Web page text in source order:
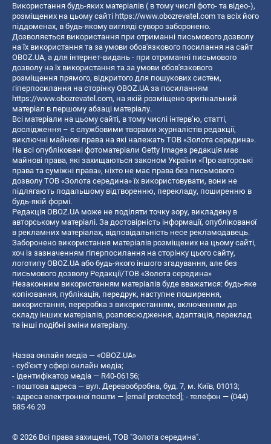
Використання будь-яких матеріалів ( в тому числі фото- та відео-),
розміщених на цьому сайті https://www.obozrevatel.com та всіх його
піддоменах, в будь-якому вигляді суворо заборонено.
Дозволяється використання при отриманні письмового дозволу
на їх використання та за умови обов'язкового посилання на сайт
OBOZ.UA, а для інтернет-видань - при отриманні письмового
дозволу на їх використання та за умови обов'язкового
розміщення прямого, відкритого для пошукових систем,
гіперпосилання на сторінку OBOZ.UA за посиланням
https://www.obozrevatel.com, на якій розміщено оригінальний
матеріал в першому абзаці матеріалу.
Всі матеріали на цьому сайті, в тому числі інтерв’ю, статті,
дослідження – є службовими творами журналістів редакції,
виключні майнові права на які належать ТОВ «Золота середина».
На всі опубліковані фотоматеріали Getty Images редакція має
майнові права, які захищаються законом України «Про авторські
права та суміжні права», ніхто не має права без письмового
дозволу ТОВ «Золота середина» їх використовувати, вони не
підлягають подальшому відтворенню, перекладу, поширенню в
будь-якій формі.
Редакція OBOZ.UA може не поділяти точку зору, викладену в
авторському матеріалі. За достовірність інформації, опублікованої
в рекламних матеріалах, відповідальність несе рекламодавець.
Заборонено використання матеріалів розміщених на цьому сайті,
хоч із зазначенням гіперпосилання на сторінку цього сайту,
логотипу OBOZ.UA або будь-якого іншого згадування, але без
письмового дозволу Редакції/ТОВ «Золота середина»
Незаконним використанням матеріалів буде вважатися: будь-яке
копiювання, публiкацiя, передрук, наступне поширення,
використання, переробка з використанням, включенням до
складу інших матеріалів, розповсюдження, адаптація, переклад
та інші подібні зміни матеріалу.
Назва онлайн медіа — «OBOZ.UA»
- суб'єкт у сфері онлайн медіа;
- ідентифікатор медіа — R40-06156;
- поштова адреса — вул. Деревообробна, буд. 7, м. Київ, 01013;
- адреса електронної пошти — [email protected]; - телефон — (044)
585 46 20
© 2026 Всі права захищені, ТОВ "Золота середина".